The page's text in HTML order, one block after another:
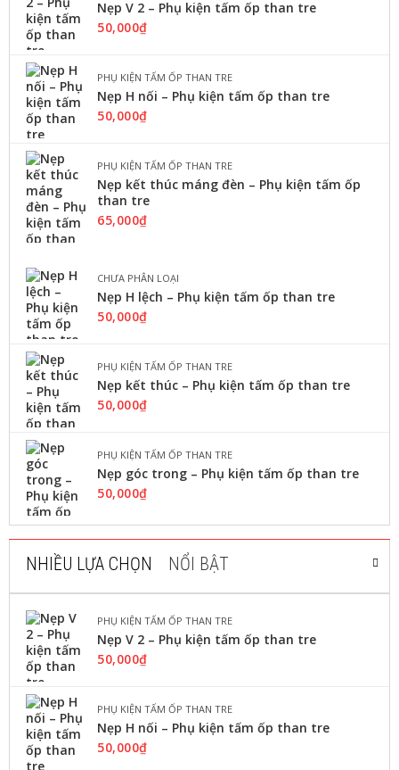
160,000₫
Tấm ốp tường pvc nano hay ...
LỰA CHỌN CÁC TÙY CHỌN
TRẦN NHỰA CAO CẤP, TRẦN NHỰA NANO
Tấm ốp nhựa Nano Hoàng Hải HH916
Tấm ốp tường pvc nano hay ...
LỰA CHỌN CÁC TÙY CHỌN
TRẦN NHỰA NANO
Tấm ốp nhựa Nano Bình Minh BM
160,000₫–190,000₫
Tấm ốp tường pvc nano hay ...
Nẹp V 2 – Phụ kiện tấm ốp than tre
50,000₫
PHỤ KIỆN TẤM ỐP THAN TRE
Nẹp H nối – Phụ kiện tấm ốp than tre
50,000₫
PHỤ KIỆN TẤM ỐP THAN TRE
Nẹp kết thúc máng đèn – Phụ kiện tấm ốp
than tre
65,000₫
CHƯA PHÂN LOẠI
Nẹp H lệch – Phụ kiện tấm ốp than tre
50,000₫
PHỤ KIỆN TẤM ỐP THAN TRE
Nẹp kết thúc – Phụ kiện tấm ốp than tre
50,000₫
PHỤ KIỆN TẤM ỐP THAN TRE
Nẹp góc trong – Phụ kiện tấm ốp than tre
50,000₫
NHIỀU LỰA CHỌN NỔI BẬT
PHỤ KIỆN TẤM ỐP THAN TRE
Nẹp V 2 – Phụ kiện tấm ốp than tre
50,000₫
PHỤ KIỆN TẤM ỐP THAN TRE
Nẹp H nối – Phụ kiện tấm ốp than tre
50,000₫